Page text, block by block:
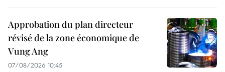
Approbation du plan directeur
révisé de la zone économique de
Vung Ang
07/08/2026 10:45